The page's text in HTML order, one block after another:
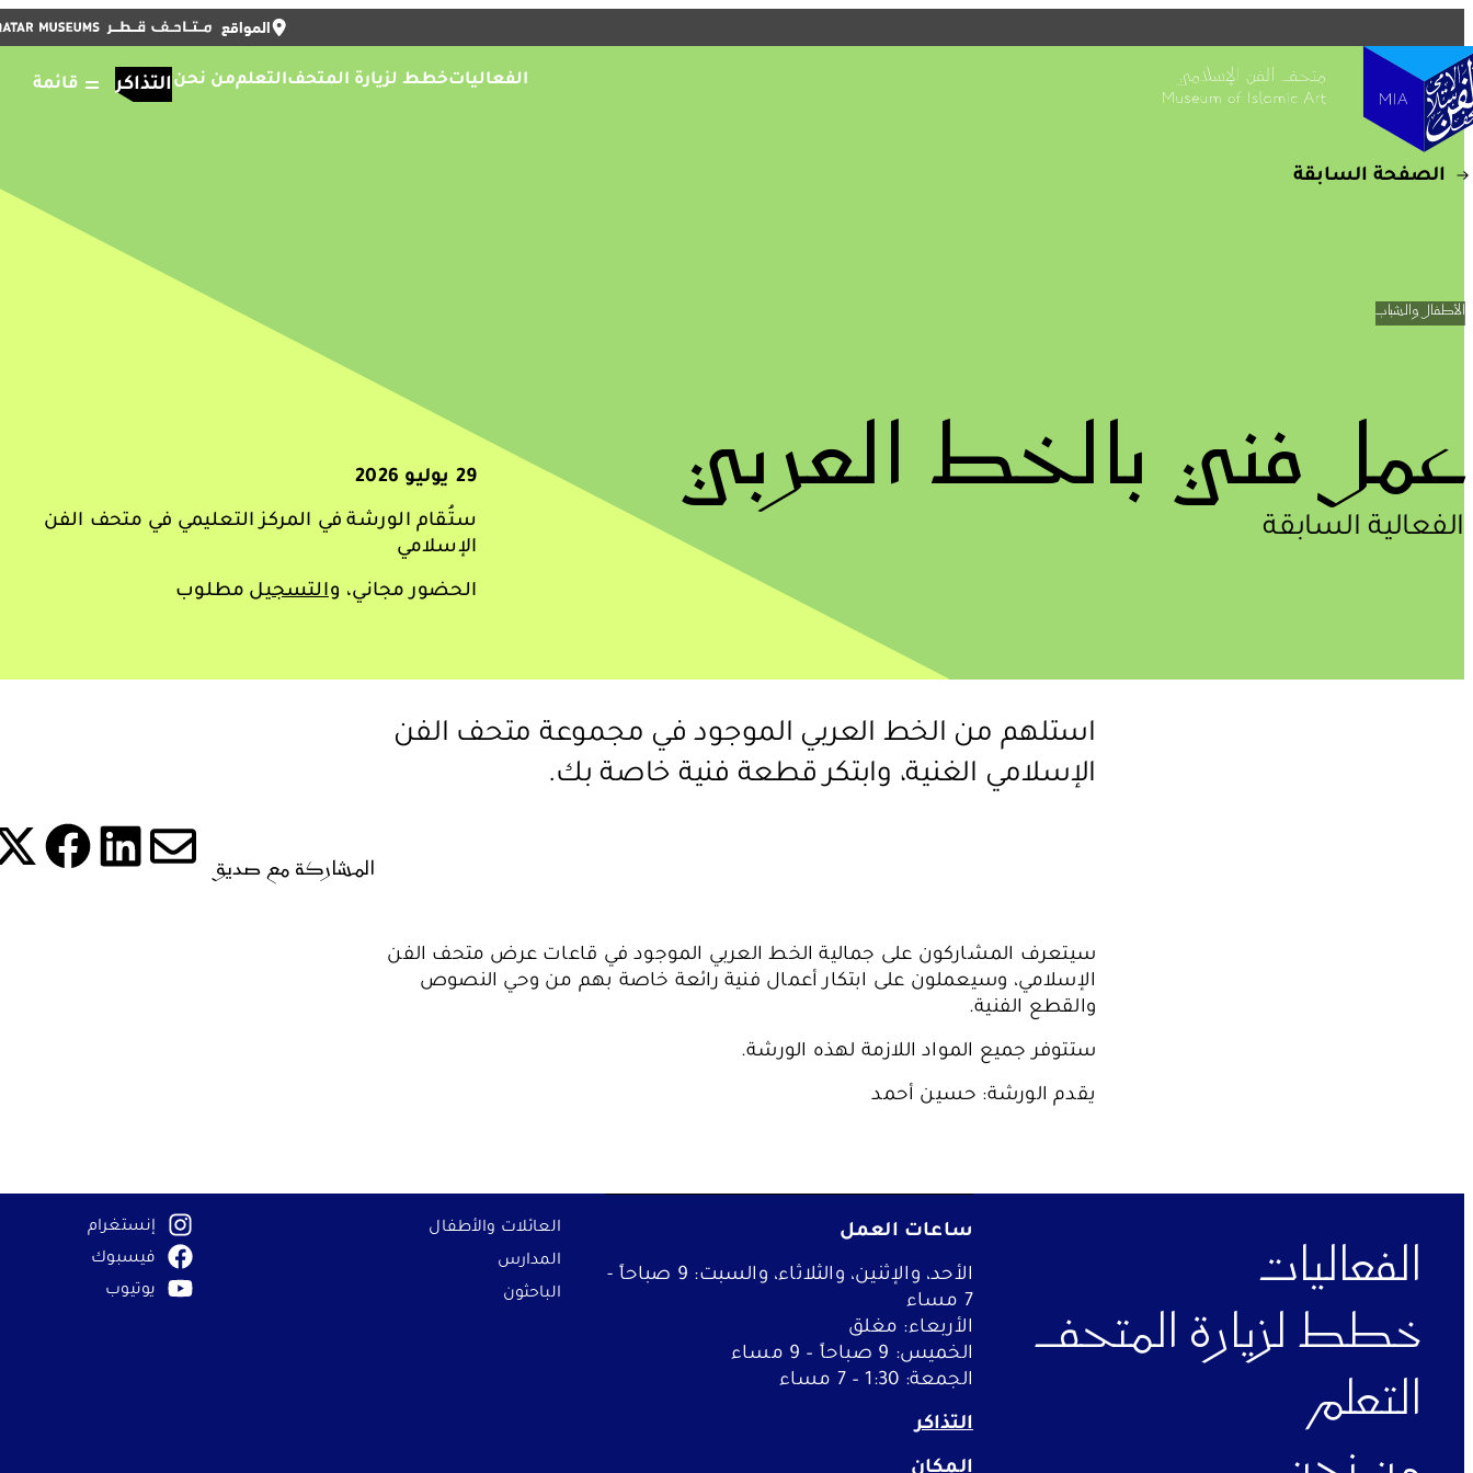
المواقع
الفعالياتخطط لزيارة المتحفالتعلممن نحنالتذاكر قائمة
الصفحة السابقة
الأطفال والشباب
عمل فني بالخط العربي
الفعالية السابقة
29 يوليو 2026
ستُقام الورشة في المركز التعليمي في متحف الفن
الإسلامي
الحضور مجاني، والتسجيل مطلوب
استلهم من الخط العربي الموجود في مجموعة متحف الفن
الإسلامي الغنية، وابتكر قطعة فنية خاصة بك.
المشاركة مع صديق شارك
سيتعرف المشاركون على جمالية الخط العربي الموجود في قاعات عرض متحف الفن
الإسلامي، وسيعملون على ابتكار أعمال فنية رائعة خاصة بهم من وحي النصوص
والقطع الفنية.
ستتوفر جميع المواد اللازمة لهذه الورشة.
يقدم الورشة: حسين أحمد
الفعاليات
خطط لزيارة المتحف
التعلم
ساعات العمل
الأحد، والإثنين، والثلاثاء، والسبت: 9 صباحاً -
7 مساء
الأربعاء: مغلق
الخميس: 9 صباحاً – 9 مساء
الجمعة: 1:30 – 7 مساء
التذاكر
المكان
العائلات والأطفال
المدارس
الباحثون
إنستغرام
فيسبوك
يوتيوب
التذاكر ENGLISH أغلق
خطط لزيارة المتحف
التعلم
من نحن
متاحف قطر على الخريطة
استكشف متاحفنا، ومعارضنا، ومساحاتنا الإبداعية، المنتشرة في كافة أنحاء قطر،
وتعرف على كل جديد. خطط لزيارتك الآن أو ابحث عن أحد المرافق أو المواقع على
الخريطة.
المتاحف وصالات العرض والمراكز الإبداعية
أغلق
ملفات تعريف الارتباط الوظيفية